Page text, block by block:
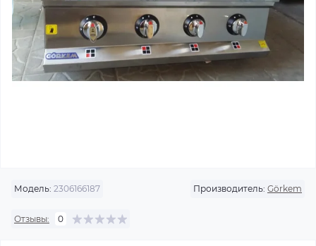
Модель: 2306166187 Производитель: Görkem
Отзывы: 0